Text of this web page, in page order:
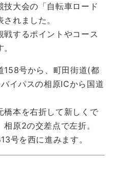
技大会の「自転車ロード
れました。
するポイントやコース
158号から、町田街道(都
イパスの相原ICから国道
橋本を右折して新しくで
原2の交差点で左折。
号を西に進みます。